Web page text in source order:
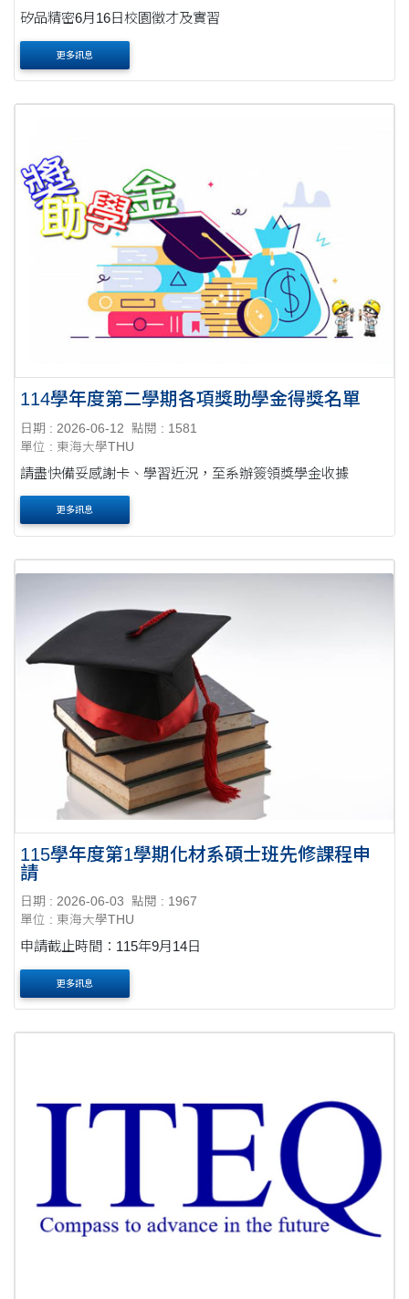
矽品精密6月16日校園徵才及實習
更多訊息
114學年度第二學期各項獎助學金得獎名單
日期 : 2026-06-12
點閱 : 1581
單位 : 東海大學THU
請盡快備妥感謝卡、學習近況，至系辦簽領獎學金收據
更多訊息
115學年度第1學期化材系碩士班先修課程申
請
日期 : 2026-06-03
點閱 : 1967
單位 : 東海大學THU
申請截止時間：115年9月14日
更多訊息